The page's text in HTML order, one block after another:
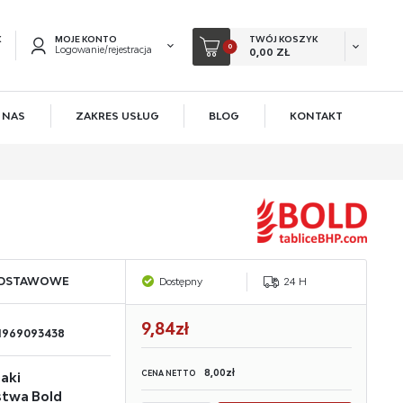
MOJE KONTO
Logowanie/rejestracja
swoich danych przy kolejnych zakupach
i kuponów promocyjnych
0
TWÓJ KOSZYK
0,00 ZŁ
NAS ZAKRES USŁUG BLOG KONTAKT
Bold
Dostępny 24 H
9,84zł
CENA NETTO 8,00zł